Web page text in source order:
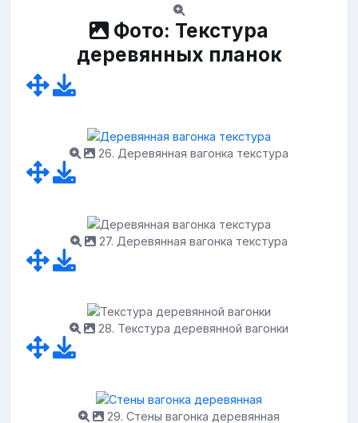
Фото: Текстура
деревянных планок
26. Деревянная вагонка текстура
27. Деревянная вагонка текстура
28. Текстура деревянной вагонки
29. Стены вагонка деревянная